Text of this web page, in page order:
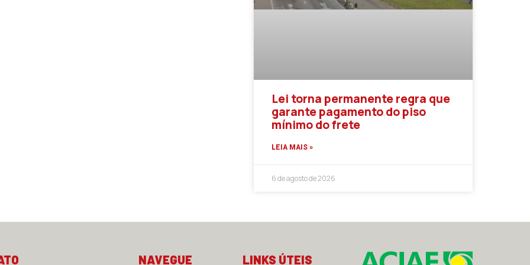
Lei torna permanente regra que
garante pagamento do piso
mínimo do frete
LEIA MAIS »
6 de agosto de 2026
NAVEGUE LINKS ÚTEIS